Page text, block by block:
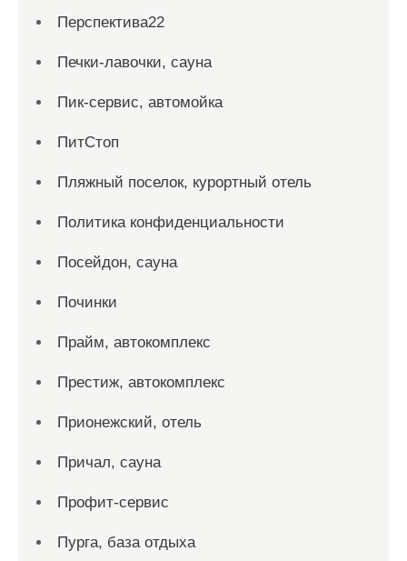
Перспектива22
Печки-лавочки, сауна
Пик-сервис, автомойка
ПитСтоп
Пляжный поселок, курортный отель
Политика конфиденциальности
Посейдон, сауна
Починки
Прайм, автокомплекс
Престиж, автокомплекс
Прионежский, отель
Причал, сауна
Профит-сервис
Пурга, база отдыха